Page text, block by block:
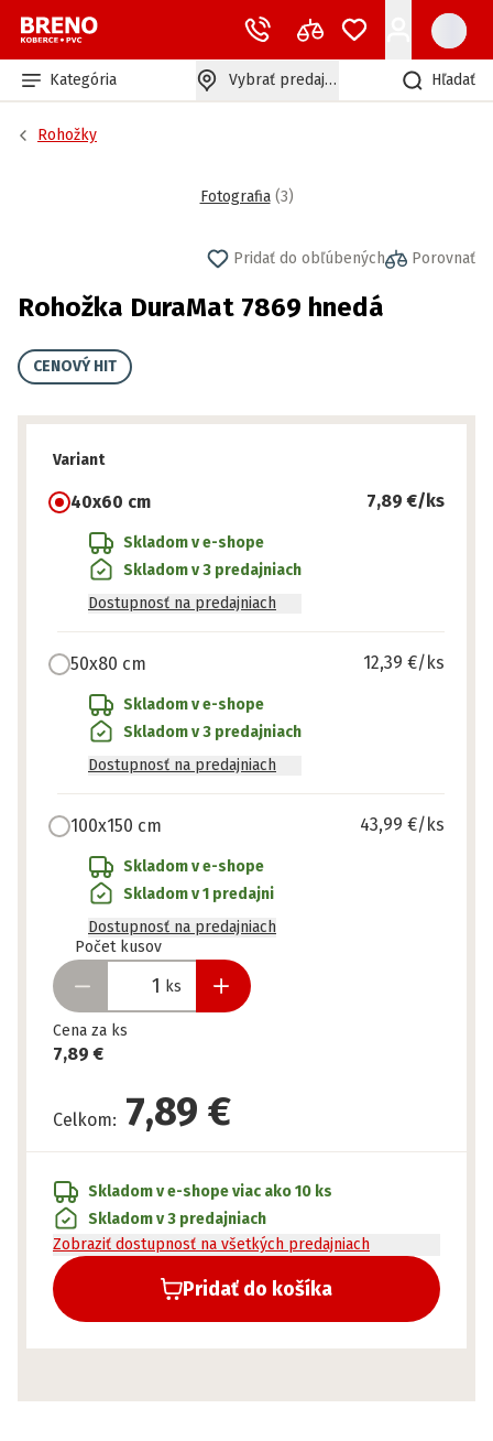
Kategória Vybrať predajňu Hľadať
Rohožky
Fotografia (3)
Pridať do obľúbených Porovnať
Rohožka DuraMat 7869 hnedá
CENOVÝ HIT
Variant
40x60 cm 7,89 €/ks
Skladom v e-shope
Skladom v 3 predajniach
Dostupnosť na predajniach
50x80 cm 12,39 €/ks
Skladom v e-shope
Skladom v 3 predajniach
Dostupnosť na predajniach
100x150 cm 43,99 €/ks
Skladom v e-shope
Skladom v 1 predajni
Dostupnosť na predajniach
Počet kusov
ks
Pripravené
Cena za ks
7,89 €
Celkom: 7,89 €
Pridať do košíka
Skladom v e-shopeviac ako 10 ks
Skladom v 3 predajniach
Zobraziť dostupnosť na všetkých predajniach